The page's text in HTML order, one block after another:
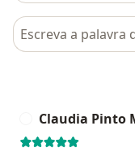
Pesquisar em
Claudia Pinto